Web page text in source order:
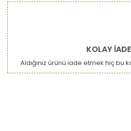
KOLAY İADE
Aldığınız ürünü iade etmek hiç bu